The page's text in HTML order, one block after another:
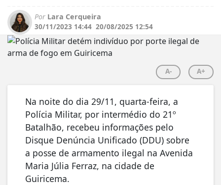
Por Lara Cerqueira
30/11/2023 14:44 20/08/2025 12:54
A- A+
Na noite do dia 29/11, quarta-feira, a
Polícia Militar, por intermédio do 21º
Batalhão, recebeu informações pelo
Disque Denúncia Unificado (DDU) sobre
a posse de armamento ilegal na Avenida
Maria Júlia Ferraz, na cidade de
Guiricema.